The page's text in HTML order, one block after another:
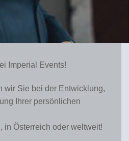
Imperial Events!
wir Sie bei der Entwicklung,
Ihrer persönlichen
in Österreich oder weltweit!